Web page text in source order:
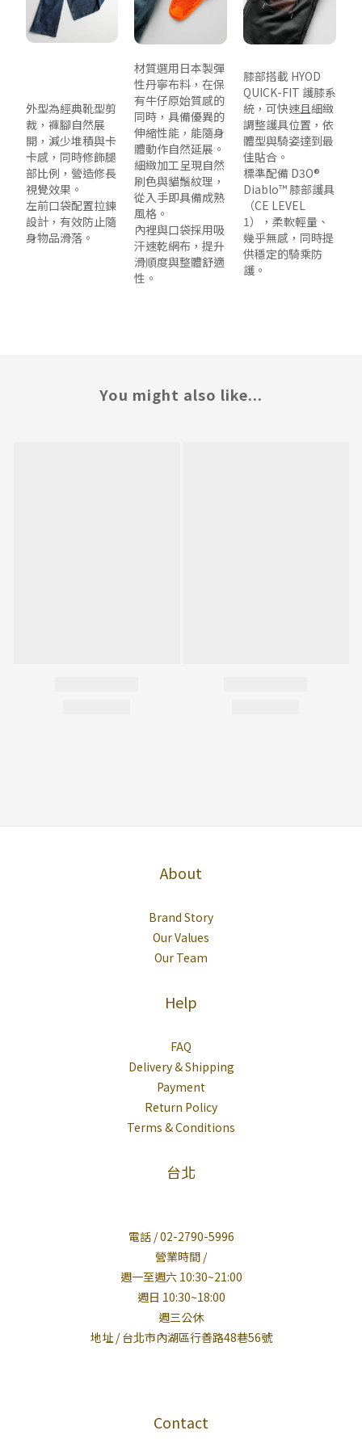
外型為經典靴型剪
裁，褲腳自然展
開，減少堆積與卡
卡感，同時修飾腿
部比例，營造修長
視覺效果。
左前口袋配置拉鍊
設計，有效防止隨
身物品滑落。
材質選用日本製彈
性丹寧布料，在保
有牛仔原始質感的
同時，具備優異的
伸縮性能，能隨身
體動作自然延展。
細緻加工呈現自然
刷色與貓鬚紋理，
從入手即具備成熟
風格。
內裡與口袋採用吸
汗速乾網布，提升
滑順度與整體舒適
性。
膝部搭載 HYOD
QUICK-FIT 護膝系
統，可快速且細緻
調整護具位置，依
體型與騎姿達到最
佳貼合。
標準配備 D3O®
Diablo™ 膝部護具
（CE LEVEL
1），柔軟輕量、
幾乎無感，同時提
供穩定的騎乘防
護。
You might also like...
About
Brand Story
Our Values
Our Team
Help
FAQ
Delivery & Shipping
Payment
Return Policy
Terms & Conditions
台北
電話 / 02-2790-5996
營業時間 /
週一至週六 10:30~21:00
週日 10:30~18:00
週三公休
地址 / 台北市內湖區行善路48巷56號
Contact